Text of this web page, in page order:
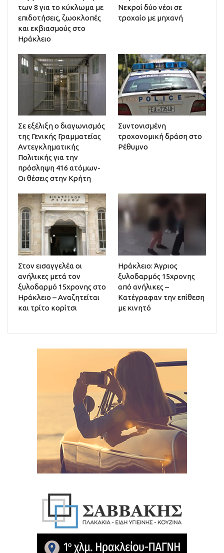
των 8 για το κύκλωμα με
επιδοτήσεις, ζωοκλοπές
και εκβιασμούς στο
Ηράκλειο
Νεκροί δύο νέοι σε
τροχαίο με μηχανή
Σε εξέλιξη ο διαγωνισμός
της Γενικής Γραμματείας
Αντεγκληματικής
Πολιτικής για την
πρόσληψη 416 ατόμων-
Οι θέσεις στην Κρήτη
Συντονισμένη
τροχονομική δράση στο
Ρέθυμνο
Στον εισαγγελέα οι
ανήλικες μετά τον
ξυλοδαρμό 15χρονης στο
Ηράκλειο – Αναζητείται
και τρίτο κορίτσι
Ηράκλειο: Άγριος
ξυλοδαρμός 15χρονης
από ανήλικες –
Κατέγραφαν την επίθεση
με κινητό